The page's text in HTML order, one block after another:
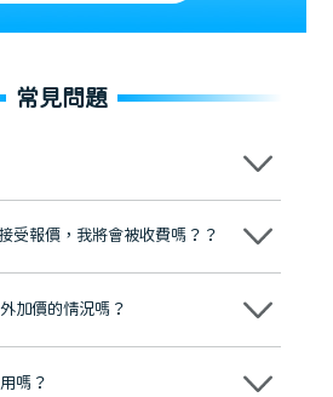
常見問題
的大學校訓，各分院匯聚來自香港、內地的
品牌」，是諾貝爾種植系統全球放心植牙中
和地區的顧客，受到粵港澳大灣區及周邊城
任推薦 珠海、深圳設有八大分院，香港亦設
任何問題都可以隨時預約免費咨詢，讓人十
受報價，我將會被收費嗎？？
之前，你不會被收取任何費用。
加價的情況嗎？
明治療方案及對應的價錢，顧客同意並簽字
嗎？